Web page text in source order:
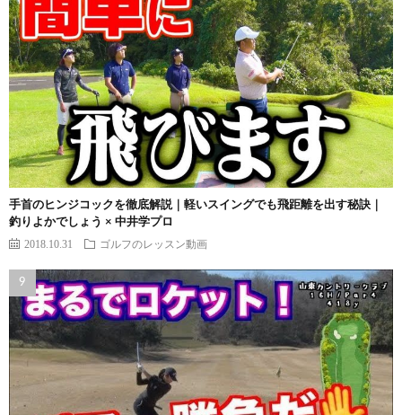
手首のヒンジコックを徹底解説｜軽いスイングでも飛距離を出す秘訣｜
釣りよかでしょう × 中井学プロ
2018.10.31 ゴルフのレッスン動画